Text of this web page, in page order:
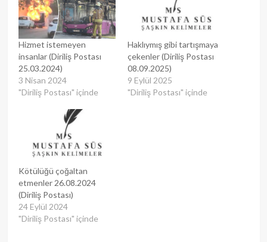
Hizmet istemeyen
insanlar (Diriliş Postası
25.03.2024)
3 Nisan 2024
"Diriliş Postası" içinde
Haklıymış gibi tartışmaya
çekenler (Diriliş Postası
08.09.2025)
9 Eylül 2025
"Diriliş Postası" içinde
Kötülüğü çoğaltan
etmenler 26.08.2024
(Diriliş Postası)
24 Eylül 2024
"Diriliş Postası" içinde